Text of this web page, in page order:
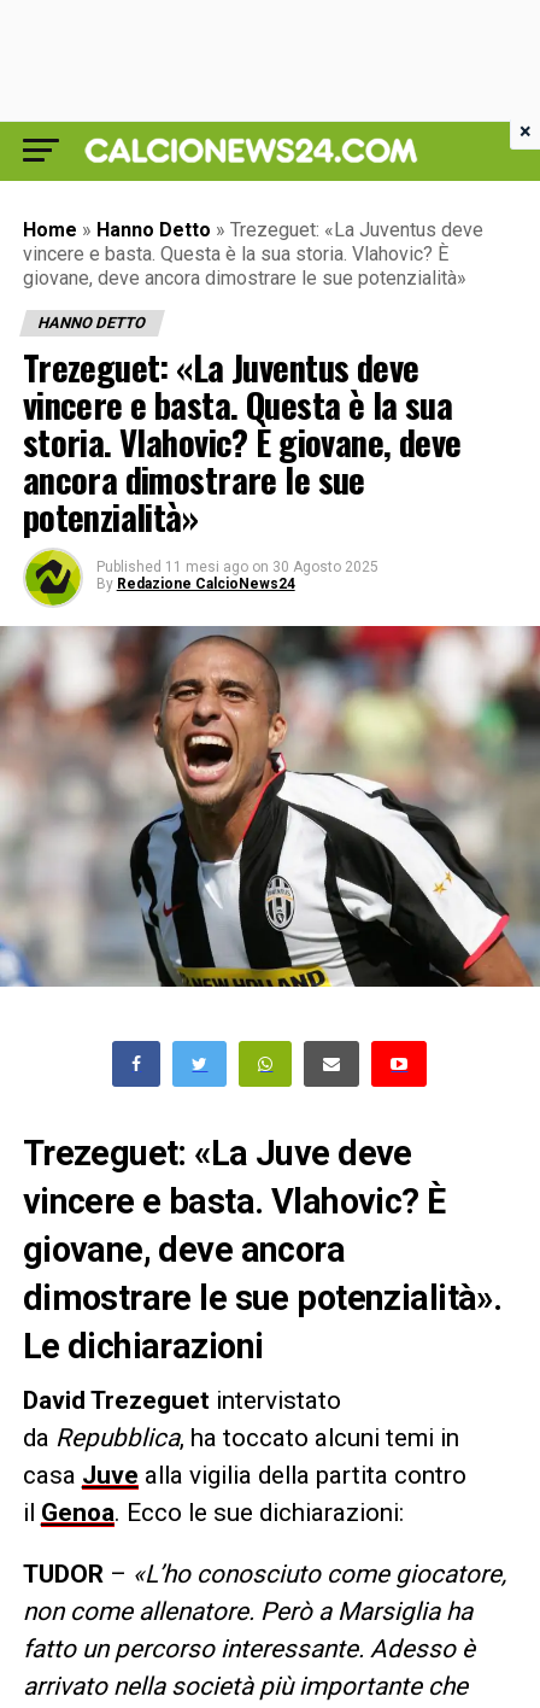
Home » Hanno Detto » Trezeguet: «La Juventus deve
vincere e basta. Questa è la sua storia. Vlahovic? È
giovane, deve ancora dimostrare le sue potenzialità»
HANNO DETTO
Trezeguet: «La Juventus deve
vincere e basta. Questa è la sua
storia. Vlahovic? È giovane, deve
ancora dimostrare le sue
potenzialità»
Published 11 mesi ago on 30 Agosto 2025
By Redazione CalcioNews24
Trezeguet: «La Juve deve
vincere e basta. Vlahovic? È
giovane, deve ancora
dimostrare le sue potenzialità».
Le dichiarazioni
David Trezeguetintervistato
da Repubblica, ha toccato alcuni temi in
casa Juve alla vigilia della partita contro
il Genoa. Ecco le sue dichiarazioni:
TUDOR – «L’ho conosciuto come giocatore,
non come allenatore. Però a Marsiglia ha
fatto un percorso interessante. Adesso è
arrivato nella società più importante che
×